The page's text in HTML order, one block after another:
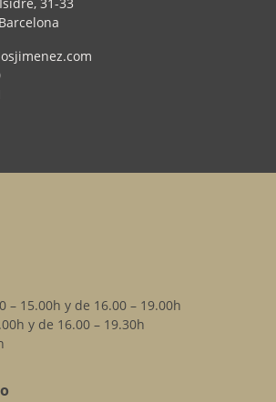
31-33
– 15.00h y de 16.00 – 19.00h
y de 16.00 – 19.30h